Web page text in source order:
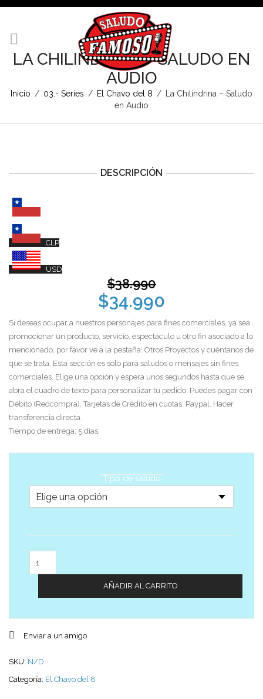
LA CHILINDRINA – SALUDO EN
AUDIO
Inicio / 03.- Series / El Chavo del 8 /
La Chilindrina – Saludo
en Audio
DESCRIPCIÓN
CLP
USD
$38.990
$34.990
Si deseas ocupar a nuestros personajes para fines comerciales, ya sea
promocionar un producto, servicio, espectáculo u otro fin asociado a lo
mencionado, por favor ve a la pestaña: Otros Proyectos y cuéntanos de
que se trata. Esta sección es solo para saludos o mensajes sin fines
comerciales. Elige una opción y espera unos segundos hasta que se
abra el cuadro de texto para personalizar tu pedido. Puedes pagar con
Débito (Redcompra). Tarjetas de Crédito en cuotas. Paypal. Hacer
transferencia directa.
Tiempo de entrega: 5 días.
Tipo de saludo
AÑADIR AL CARRITO
Enviar a un amigo
SKU: N/D
Categoría: El Chavo del 8